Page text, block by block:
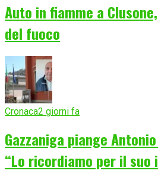
Auto in fiamme a
del fuoco
Cronaca2 giorni fa
Gazzaniga piange
“Lo ricordiamo per il suo